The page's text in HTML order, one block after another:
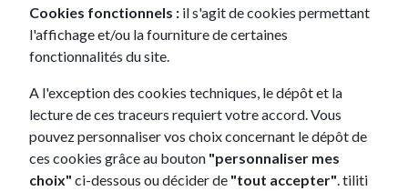
Cookies fonctionnels : il s'agit de cookies permettant
l'affichage et/ou la fourniture de certaines
fonctionnalités du site.
A l'exception des cookies techniques, le dépôt et la
lecture de ces traceurs requiert votre accord. Vous
pouvez personnaliser vos choix concernant le dépôt de
ces cookies grâce au bouton "personnaliser mes
choix" ci-dessous ou décider de "tout accepter" . tiliti
d'une application mobile.
Certains cookies sont nécessaires au bon fonctionnement du
d’autres encore sont utilisés à des fins marketing. Vous pouvez
refuser l’installation de cookies non nécessaires sur notre site
et/ou paramétrer votre navigateur internet via ses préférences
pour refuser les cookies et supprimer ceux enregistrés sur
votre terminal. De manière générale, cette option est